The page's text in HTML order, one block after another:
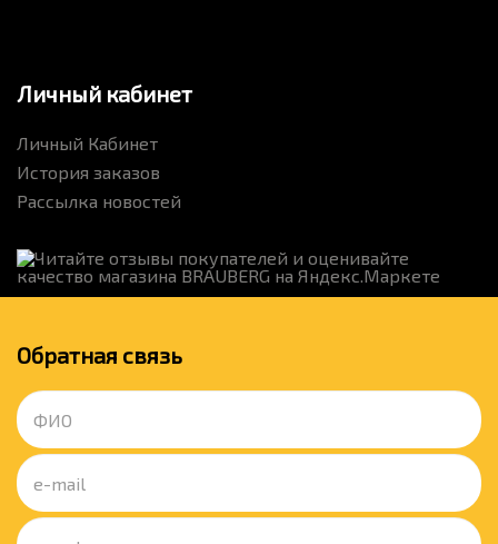
Личный кабинет
Личный Кабинет
История заказов
Рассылка новостей
Обратная связь